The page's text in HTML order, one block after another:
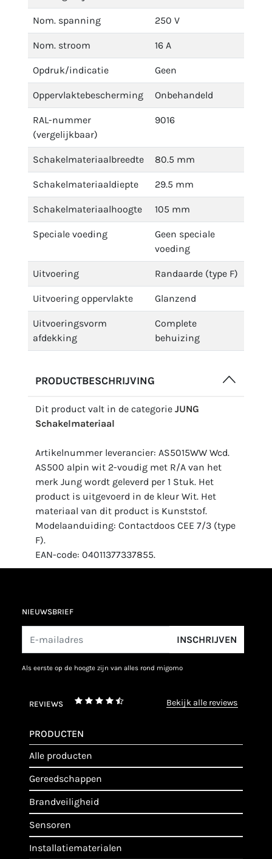
Nom. spanning 250 V
Nom. stroom 16 A
Opdruk/indicatie Geen
Oppervlaktebescherming Onbehandeld
RAL-nummer
(vergelijkbaar)
9016
Schakelmateriaalbreedte 80.5 mm
Schakelmateriaaldiepte 29.5 mm
Schakelmateriaalhoogte 105 mm
Speciale voeding
Geen speciale
voeding
Uitvoering Randaarde (type F)
Uitvoering oppervlakte Glanzend
Uitvoeringsvorm
afdekking
Complete
behuizing
PRODUCTBESCHRIJVING
Dit product valt in de categorie JUNG
Schakelmateriaal
Artikelnummer leverancier: AS5015WW Wcd.
AS500 alpin wit 2-voudig met R/A van het
merk Jung wordt geleverd per 1 Stuk. Het
product is uitgevoerd in de kleur Wit. Het
materiaal van dit product is Kunststof.
Modelaanduiding: Contactdoos CEE 7/3 (type
F).
EAN-code: 04011377337855.
NIEUWSBRIEF
INSCHRIJVEN
als eerste op de hoogte zijn van alles rond migomo
REVIEWS bekijk alle reviews
PRODUCTEN
alle producten
gereedschappen
brandveiligheid
sensoren
installatiematerialen